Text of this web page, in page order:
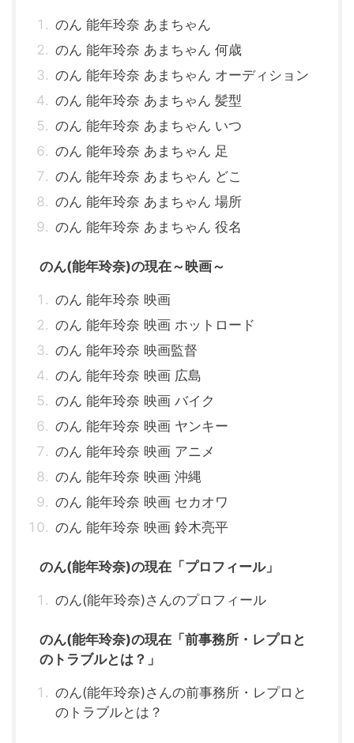
のん 能年玲奈 あまちゃん
のん 能年玲奈 あまちゃん 何歳
のん 能年玲奈 あまちゃん オーディション
のん 能年玲奈 あまちゃん 髪型
のん 能年玲奈 あまちゃん いつ
のん 能年玲奈 あまちゃん 足
のん 能年玲奈 あまちゃん どこ
のん 能年玲奈 あまちゃん 場所
のん 能年玲奈 あまちゃん 役名
のん(能年玲奈)の現在～映画～
のん 能年玲奈 映画
のん 能年玲奈 映画 ホットロード
のん 能年玲奈 映画監督
のん 能年玲奈 映画 広島
のん 能年玲奈 映画 バイク
のん 能年玲奈 映画 ヤンキー
のん 能年玲奈 映画 アニメ
のん 能年玲奈 映画 沖縄
のん 能年玲奈 映画 セカオワ
のん 能年玲奈 映画 鈴木亮平
のん(能年玲奈)の現在「プロフィール」
のん(能年玲奈)さんのプロフィール
のん(能年玲奈)の現在「前事務所・レプロと
のトラブルとは？」
のん(能年玲奈)さんの前事務所・レプロと
のトラブルとは？